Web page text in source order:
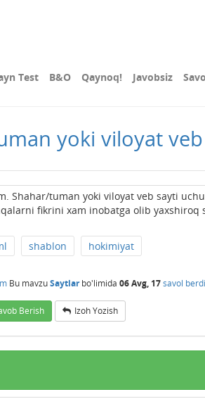
Test В&О Qaynoq! Javobsiz
yoki viloyat
Shahar/tuman yoki viloyat veb sayti
fikrini xam inobatga olib yaxshiroq
shablon hokimiyat
Bu mavzuSaytlarbo'limida 06 Avg, 17savol berdi
Berish Izoh Yozish